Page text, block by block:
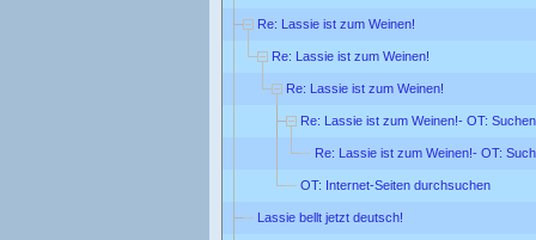
Re: Lassie ist zum Weinen!
Re: Lassie ist zum Weinen!
Re: Lassie ist zum Weinen!
Re: Lassie ist zum Weinen!- OT: Suchen
Re: Lassie ist zum Weinen!- OT:
OT: Internet-Seiten durchsuchen
Lassie bellt jetzt deutsch!